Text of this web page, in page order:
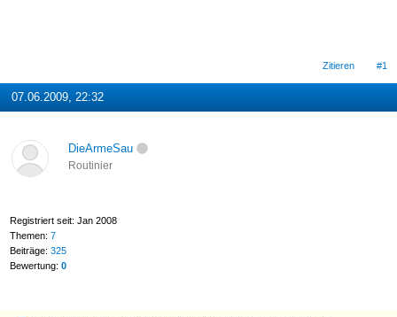
Zitieren #1
07.06.2009, 22:32
DieArmeSau
Routinier
Registriert seit: Jan 2008
Themen: 7
Beiträge: 325
Bewertung: 0